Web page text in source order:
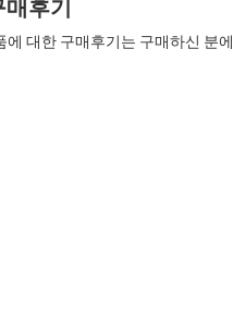
매후기
에 대한 구매후기는 구매하신 분